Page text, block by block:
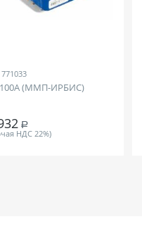
771033
(ММП-ИРБИС)
Р
НДС 22%)